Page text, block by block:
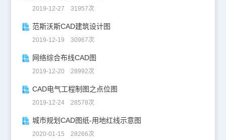
2019-12-27 31957次
范斯沃斯CAD建筑设计图
2019-12-19 30967次
网络综合布线CAD图
2019-12-20 28992次
CAD电气工程制图之点位图
2019-12-24 28578次
城市规划CAD图纸-用地红线示意图
2020-01-15 28266次